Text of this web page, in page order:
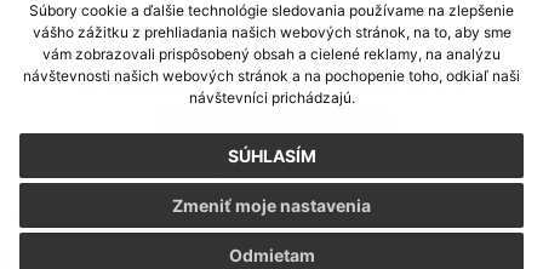
Súbory cookie a ďalšie technológie sledovania používame na zlepšenie
vášho zážitku z prehliadania našich webových stránok, na to, aby sme
vám zobrazovali prispôsobený obsah a cielené reklamy, na analýzu
návštevnosti našich webových stránok a na pochopenie toho, odkiaľ naši
návštevníci prichádzajú.
SÚHLASÍM
Odmietam
Zmeniť moje nastavenia
RAČIANSKA 22/A, 83102, BRATISLAVA (NOVÉ MESTO)
REZERVÁCIA TERMÍNU
GDPR| Cookies
webdesign| webex.sk